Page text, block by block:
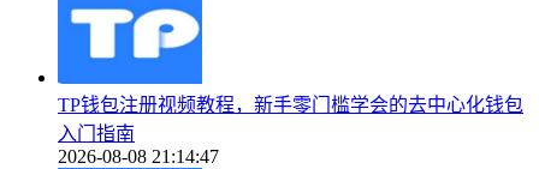
TP钱包注册视频教程，新手零门槛学会的去中心化钱包
入门指南
2026-08-08 21:14:47